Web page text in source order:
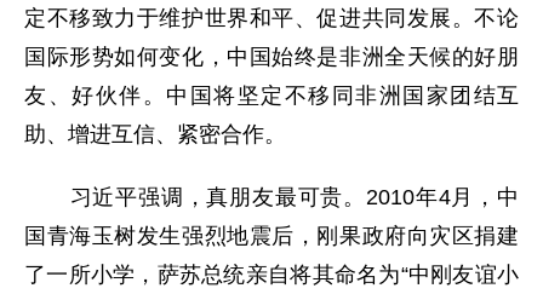
定不移致力于维护世界和平、促进共同发展。不论
国际形势如何变化，中国始终是非洲全天候的好朋
友、好伙伴。中国将坚定不移同非洲国家团结互
助、增进互信、紧密合作。
习近平强调，真朋友最可贵。2010年4月，中
国青海玉树发生强烈地震后，刚果政府向灾区捐建
了一所小学，萨苏总统亲自将其命名为“中刚友谊小